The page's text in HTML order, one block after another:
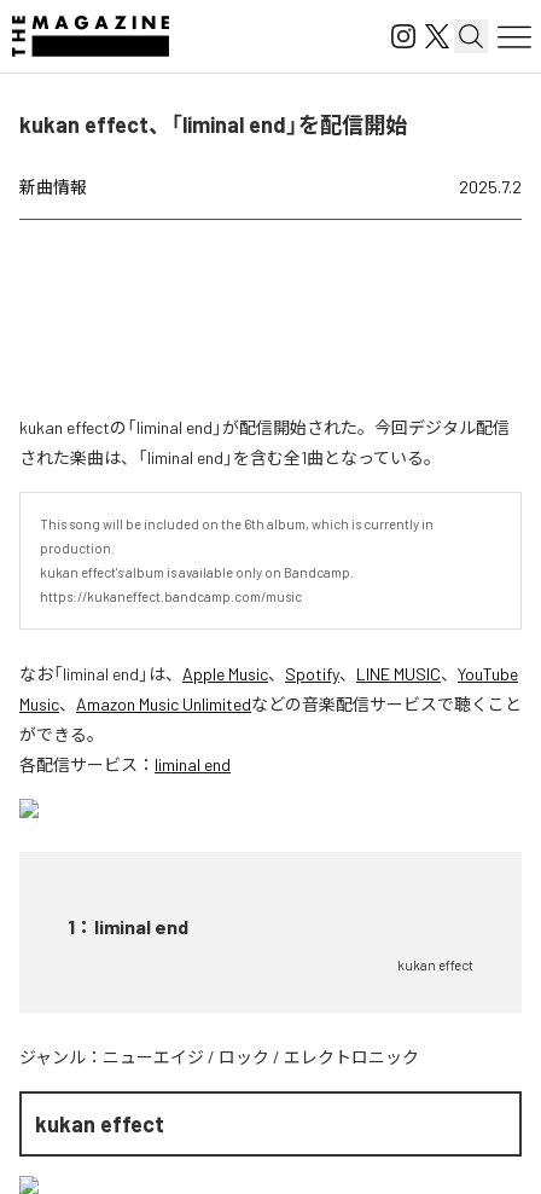
kukan effect、「liminal end」を配信開始
新曲情報 2025.7.2
kukan effectの「liminal end」が配信開始された。今回デジタル配信
された楽曲は、「liminal end」を含む全1曲となっている。
This song will be included on the 6th album, which is currently in
production.
kukan effect's album is available only on Bandcamp.
https://kukaneffect.bandcamp.com/music
なお「liminal end 」は、 Apple Music、 Spotify、 LINE MUSIC、 YouTube
Music、 Amazon Music Unlimitedなどの音楽配信サービスで聴くこと
ができる。
各配信サービス： liminal end
1 ： liminal end
kukan effect
ジャンル： ニューエイジ / ロック / エレクトロニック
kukan effect